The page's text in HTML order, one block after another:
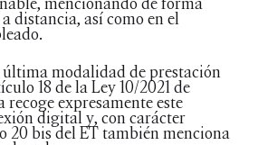
distancia, así como en el
última modalidad de prestación
18 de la Ley 10/2021 de
expresamente este
digital y, con carácter
20 bis del ET también menciona